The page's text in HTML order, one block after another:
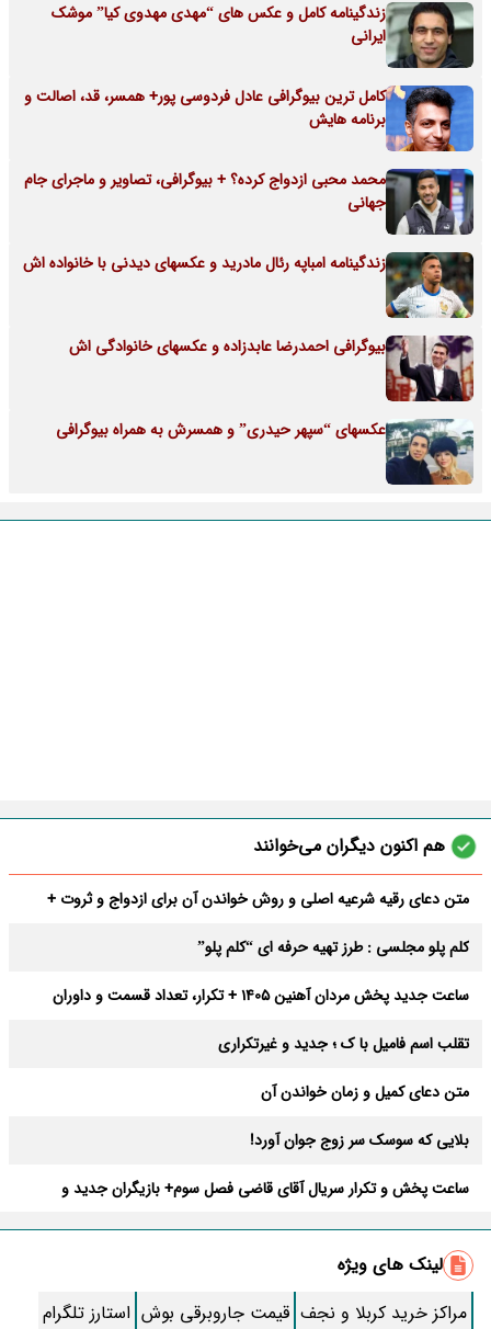
زندگینامه کامل و عکس های “مهدی مهدوی کیا” موشک
ایرانی
کامل ترین بیوگرافی عادل فردوسی پور+ همسر، قد، اصالت و
برنامه هایش
محمد محبی ازدواج کرده؟ + بیوگرافی، تصاویر و ماجرای جام
جهانی
زندگینامه امباپه رئال مادرید و عکسهای دیدنی با خانواده اش
بیوگرافی احمدرضا عابدزاده و عکسهای خانوادگی اش
عکسهای “سپهر حیدری” و همسرش به همراه بیوگرافی
هم اکنون دیگران می‌خوانند
متن دعای رقیه شرعیه اصلی و روش خواندن آن برای ازدواج و ثروت +
کلم پلو مجلسی : طرز تهیه حرفه ای “کلم پلو”
ساعت جدید پخش مردان آهنین 1405 + تکرار، تعداد قسمت و داوران
تقلب اسم فامیل با ک ؛ جدید و غیرتکراری
متن دعای کمیل و زمان خواندن آن
بلایی که سوسک سر زوج جوان آورد!
ساعت پخش و تکرار سریال آقای قاضی فصل سوم+ بازیگران جدید و
طرز تهیه سالاد ماکارونی خانگی خوشمزه و لذیذ + آموزش تصویری
طرز تهیه پاستا با سس آلفردو و مرغ فوری + آموزش تصویری پنه
لینک های ویژه
مراکز خرید کربلا و نجف قیمت جاروبرقی بوش استارز تلگرام